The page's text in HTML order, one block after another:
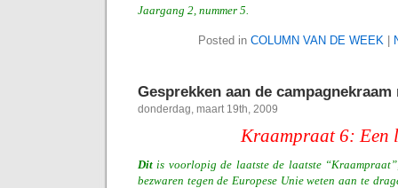
Jaargang 2, nummer 5.
Posted in COLUMN VAN DE WEEK
Gesprekken aan de campagnekraam
donderdag, maart 19th, 2009
Kraampraat 6: Een
Ditis voorlopig de laatste de laatste
bezwaren tegen de Europese Unie weten aan te